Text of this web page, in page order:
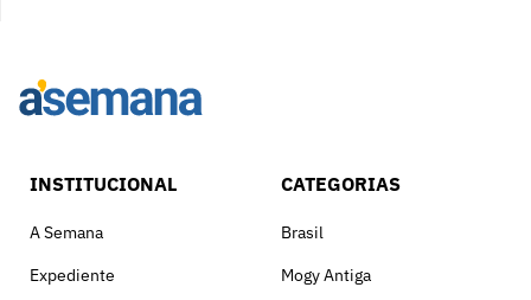
INSTITUCIONAL
A Semana
Expediente
CATEGORIAS
Brasil
Mogy Antiga